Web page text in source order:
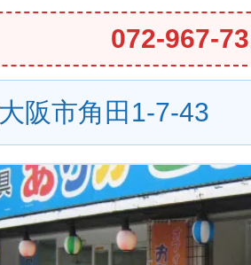
072-967-
阪市角田1-7-43